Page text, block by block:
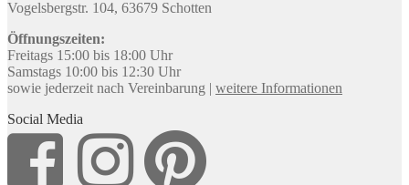
Vogelsbergstr. 104, 63679 Schotten
Öffnungszeiten:
Freitags 15:00 bis 18:00 Uhr
Samstags 10:00 bis 12:30 Uhr
sowie jederzeit nach Vereinbarung | weitere Informationen
Social Media